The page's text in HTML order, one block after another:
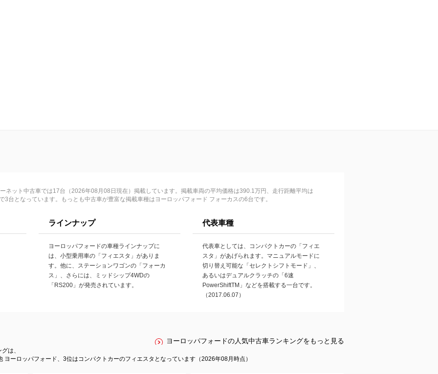
ネット中古車では17台（2026年08月08日現在）掲載しています。掲載車両の平均価格は390.1万円、走行距離平均は
台となっています。もっとも中古車が豊富な掲載車種はヨーロッパフォード フォーカスの6台です。
ラインナップ
ヨーロッパフォードの車種ラインナップに
は、小型乗用車の「フィエスタ」がありま
す。他に、ステーションワゴンの「フォーカ
ス」、さらには、ミッドシップ4WDの
「RS200」が発売されています。
代表車種
代表車としては、コンパクトカーの「フィエ
スタ」があげられます。マニュアルモードに
切り替え可能な「セレクトシフトモード」、
あるいはデュアルクラッチの「6速
PowerShiftTM」などを搭載する一台です。
（2017.06.07）
ヨーロッパフォードの人気中古車ランキングをもっと見る
は、
ーロッパフォード、3位はコンパクトカーのフィエスタとなっています（2026年08月時点）